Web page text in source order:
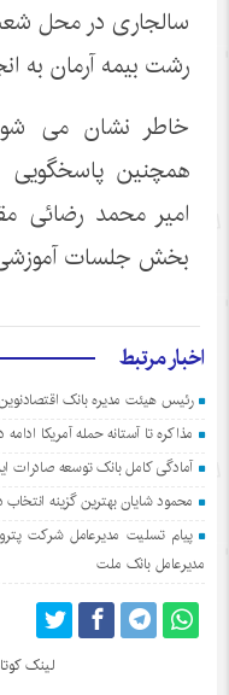
سالجاری در محل
رشت بیمه آرمان به
خاطر نشان می
همچنین پاسخگویی
بخش جلسات آموزشی
اخبار مرتبط
رئیس هیئت مدیره بانک
مذاکره تا آستانه حمله آمریکا
آمادگی کامل بانک توسعه صادرات
محمود شایان بهترین گزینه
پیام تسلیت مدیرعامل شرکت
مدیرعامل بانک ملت
لینک